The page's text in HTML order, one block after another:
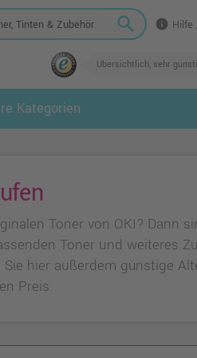
search info Hilfe
Übersichtlich, sehr
Kategorien
Toner von OKI? Dann
Toner und weiteres
hier außerdem günstige
Preis.